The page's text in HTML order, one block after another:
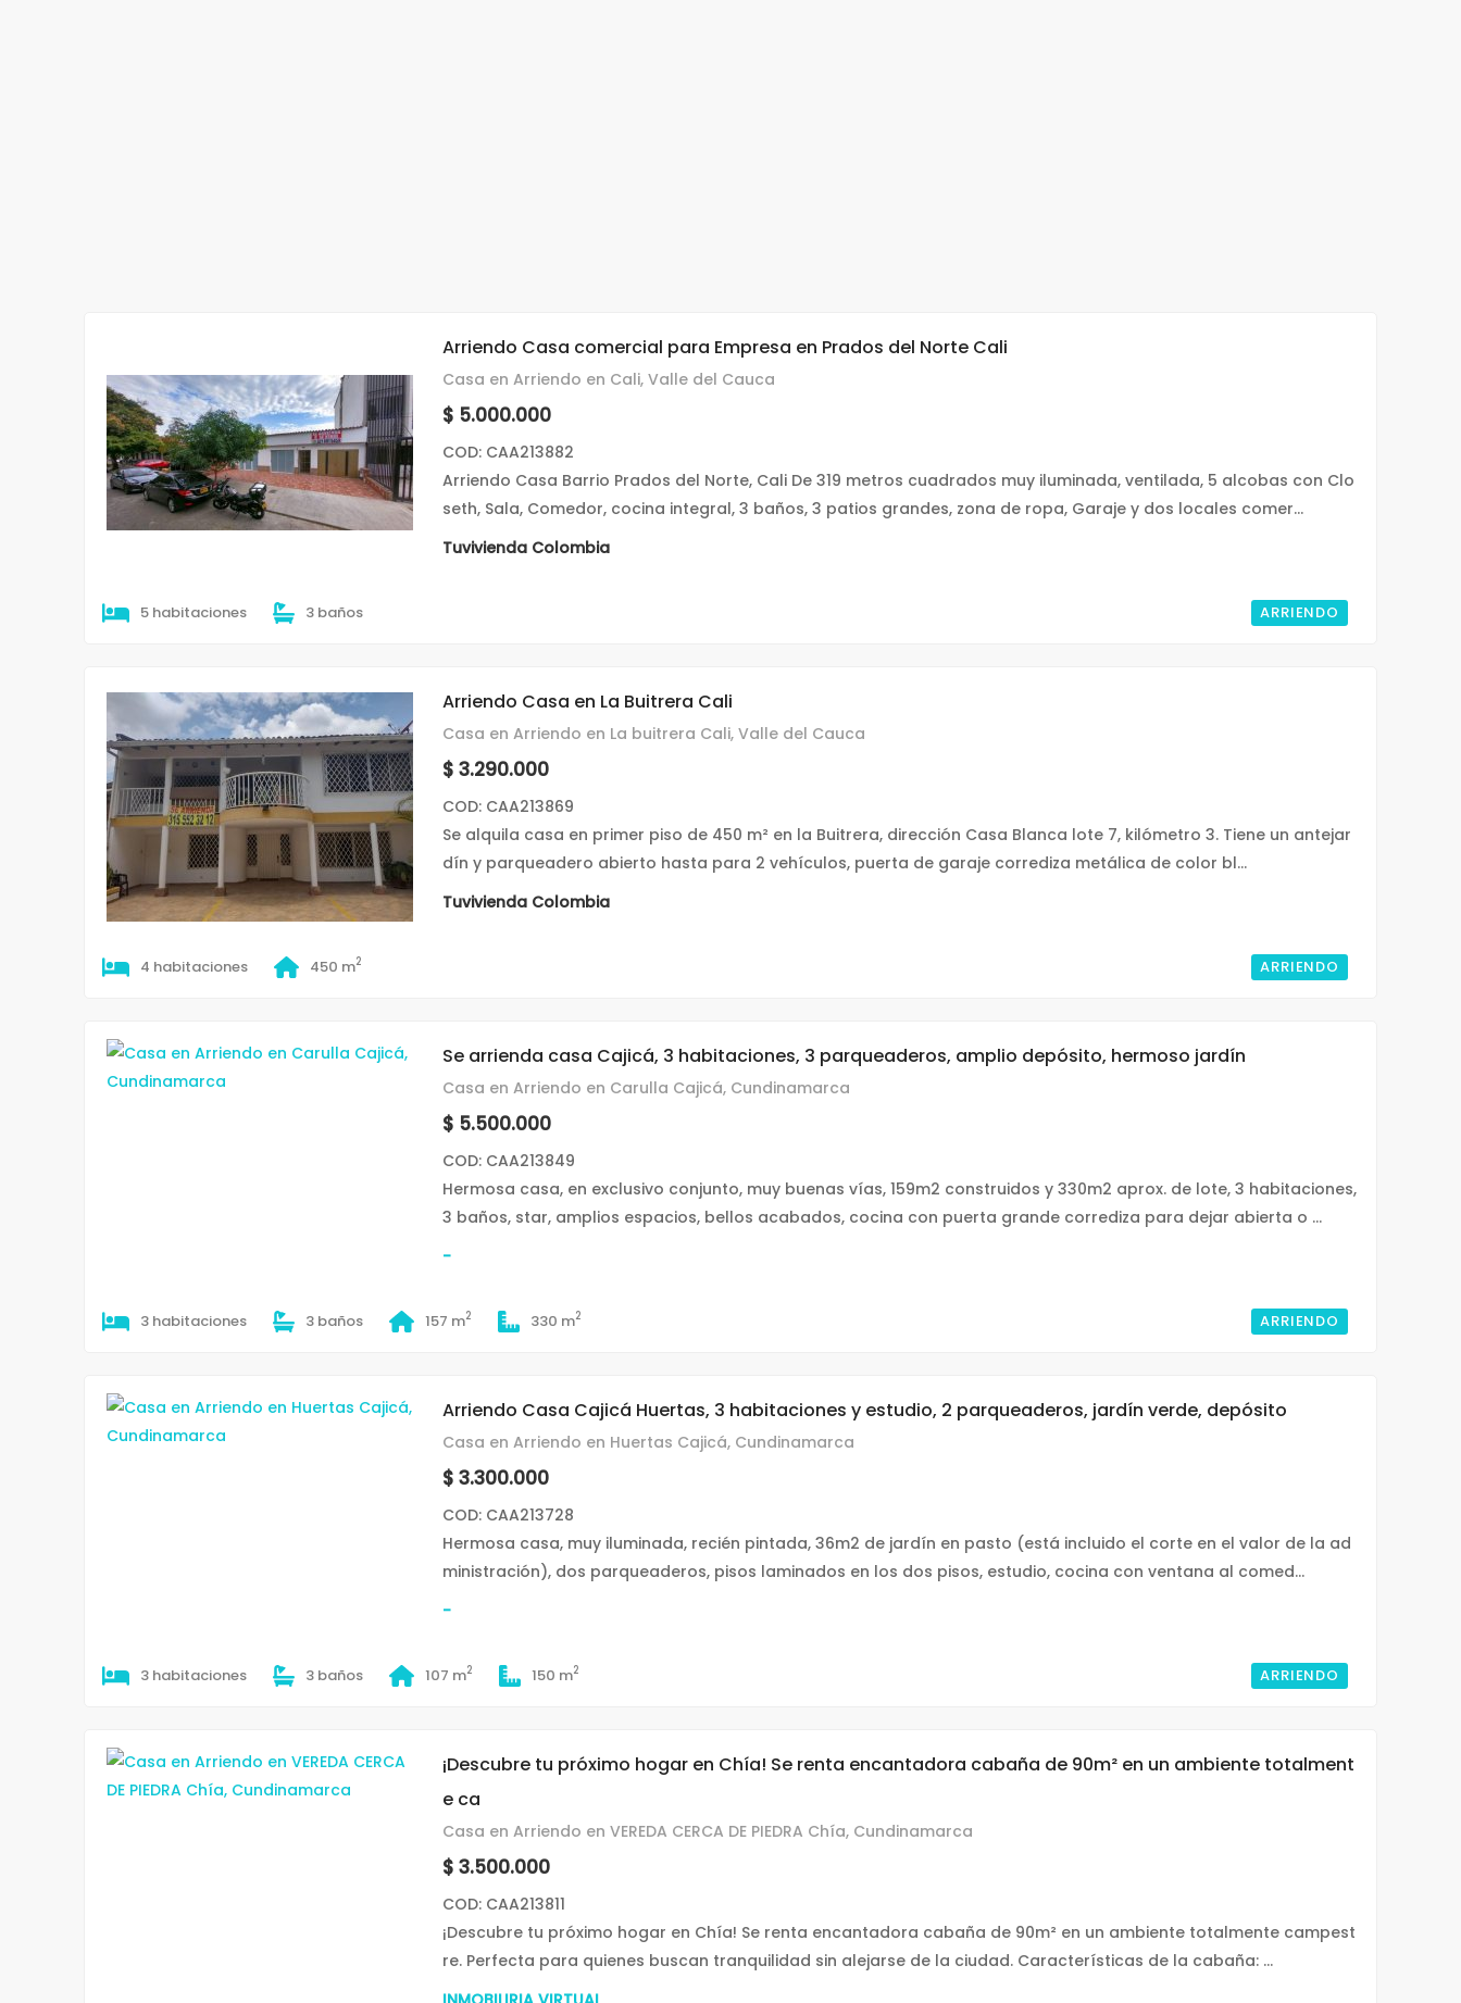
Arriendo Casa comercial para Empresa en Prados del Norte Cali
Casa en Arriendo en Cali, Valle del Cauca
$ 5.000.000
COD: CAA213882
Arriendo Casa Barrio Prados del Norte, Cali De 319 metros cuadrados muy iluminada, ventilada, 5 alcobas con Clo
seth, Sala, Comedor, cocina integral, 3 baños, 3 patios grandes, zona de ropa, Garaje y dos locales comer...
Tuvivienda Colombia
5 habitaciones 3 baños ARRIENDO
Arriendo Casa en La Buitrera Cali
Casa en Arriendo en La buitrera Cali, Valle del Cauca
$ 3.290.000
COD: CAA213869
Se alquila casa en primer piso de 450 m² en la Buitrera, dirección Casa Blanca lote 7, kilómetro 3. Tiene un antejar
dín y parqueadero abierto hasta para 2 vehículos, puerta de garaje corrediza metálica de color bl...
Tuvivienda Colombia
4 habitaciones 450 m2 ARRIENDO
Se arrienda casa Cajicá, 3 habitaciones, 3 parqueaderos, amplio depósito, hermoso jardín
Casa en Arriendo en Carulla Cajicá, Cundinamarca
$ 5.500.000
COD: CAA213849
Hermosa casa, en exclusivo conjunto, muy buenas vías, 159m2 construidos y 330m2 aprox. de lote, 3 habitaciones,
3 baños, star, amplios espacios, bellos acabados, cocina con puerta grande corrediza para dejar abierta o ...
-
3 habitaciones 3 baños 157 m2 330 m2 ARRIENDO
Arriendo Casa Cajicá Huertas, 3 habitaciones y estudio, 2 parqueaderos, jardín verde, depósito
Casa en Arriendo en Huertas Cajicá, Cundinamarca
$ 3.300.000
COD: CAA213728
Hermosa casa, muy iluminada, recién pintada, 36m2 de jardín en pasto (está incluido el corte en el valor de la ad
ministración), dos parqueaderos, pisos laminados en los dos pisos, estudio, cocina con ventana al comed...
-
3 habitaciones 3 baños 107 m2 150 m2 ARRIENDO
¡Descubre tu próximo hogar en Chía! Se renta encantadora cabaña de 90m² en un ambiente totalment
e ca
Casa en Arriendo en VEREDA CERCA DE PIEDRA Chía, Cundinamarca
$ 3.500.000
COD: CAA213811
¡Descubre tu próximo hogar en Chía! Se renta encantadora cabaña de 90m² en un ambiente totalmente campest
re. Perfecta para quienes buscan tranquilidad sin alejarse de la ciudad. Características de la cabaña: ...